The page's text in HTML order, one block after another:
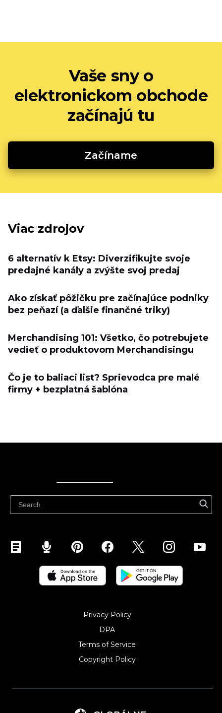
Vaše sny o
elektronickom obchode
začínajú tu
Začíname
Viac zdrojov
6 alternatív k Etsy: Diverzifikujte svoje
predajné kanály a zvýšte svoj predaj
Ako získať pôžičku pre začínajúce podniky
bez peňazí (a ďalšie finančné triky)
Merchandising 101: Všetko, čo potrebujete
vedieť o produktovom Merchandisingu
Čo je to baliaci list? Sprievodca pre malé
firmy + bezplatná šablóna
Privacy Policy
DPA
Terms of Service
Copyright Policy‎